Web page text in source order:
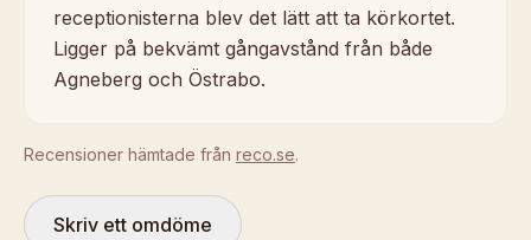
receptionisterna blev det lätt att ta körkortet.
Ligger på bekvämt gångavstånd från både
Agneberg och Östrabo.
Recensioner hämtade från reco.se.
Skriv ett omdöme